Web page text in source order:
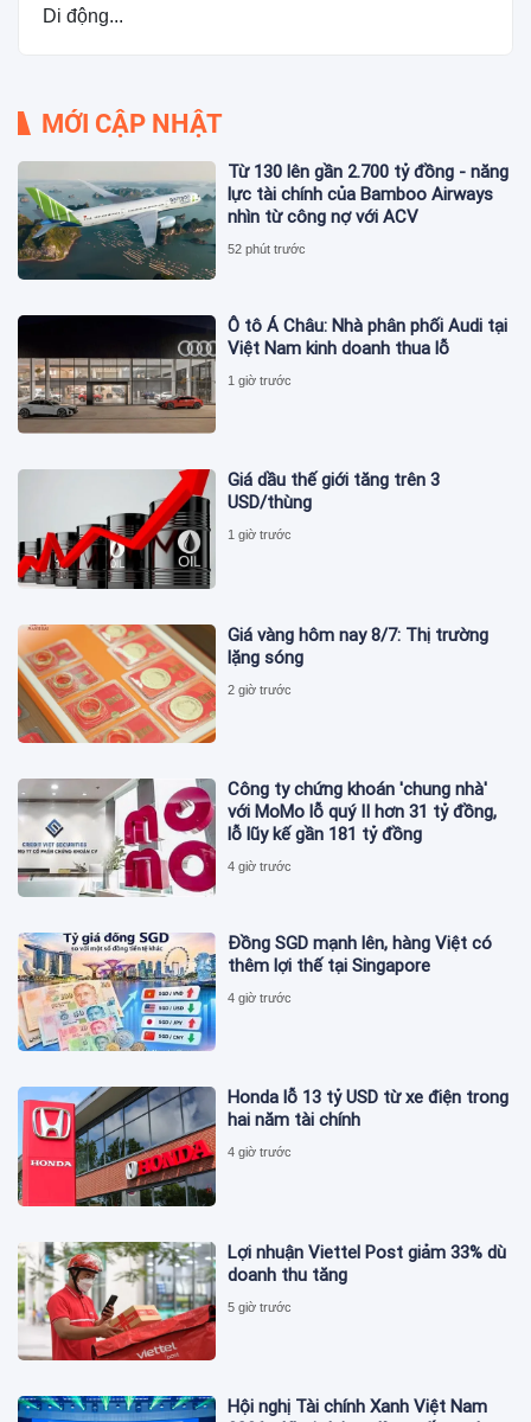
Di động...
MỚI CẬP NHẬT
Từ 130 lên gần 2.700 tỷ đồng - năng
lực tài chính của Bamboo Airways
nhìn từ công nợ với ACV
52 phút trước
Ô tô Á Châu: Nhà phân phối Audi tại
Việt Nam kinh doanh thua lỗ
1 giờ trước
Giá dầu thế giới tăng trên 3
USD/thùng
1 giờ trước
Giá vàng hôm nay 8/7: Thị trường
lặng sóng
2 giờ trước
Công ty chứng khoán 'chung nhà'
với MoMo lỗ quý II hơn 31 tỷ đồng,
lỗ lũy kế gần 181 tỷ đồng
4 giờ trước
Đồng SGD mạnh lên, hàng Việt có
thêm lợi thế tại Singapore
4 giờ trước
Honda lỗ 13 tỷ USD từ xe điện trong
hai năm tài chính
4 giờ trước
Lợi nhuận Viettel Post giảm 33% dù
doanh thu tăng
5 giờ trước
Hội nghị Tài chính Xanh Việt Nam